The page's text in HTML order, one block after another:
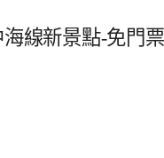
線新景點-免門